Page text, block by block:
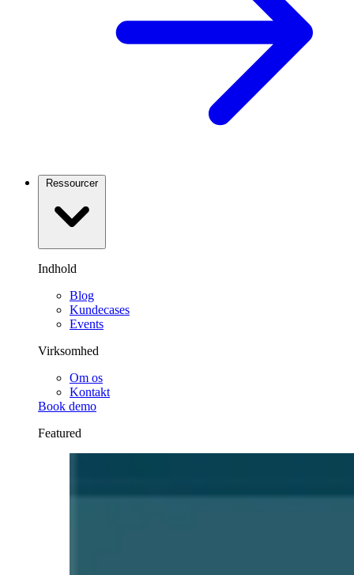
Ressourcer
Indhold
Blog
Kundecases
Events
Virksomhed
Om os
Kontakt
Book demo
Featured